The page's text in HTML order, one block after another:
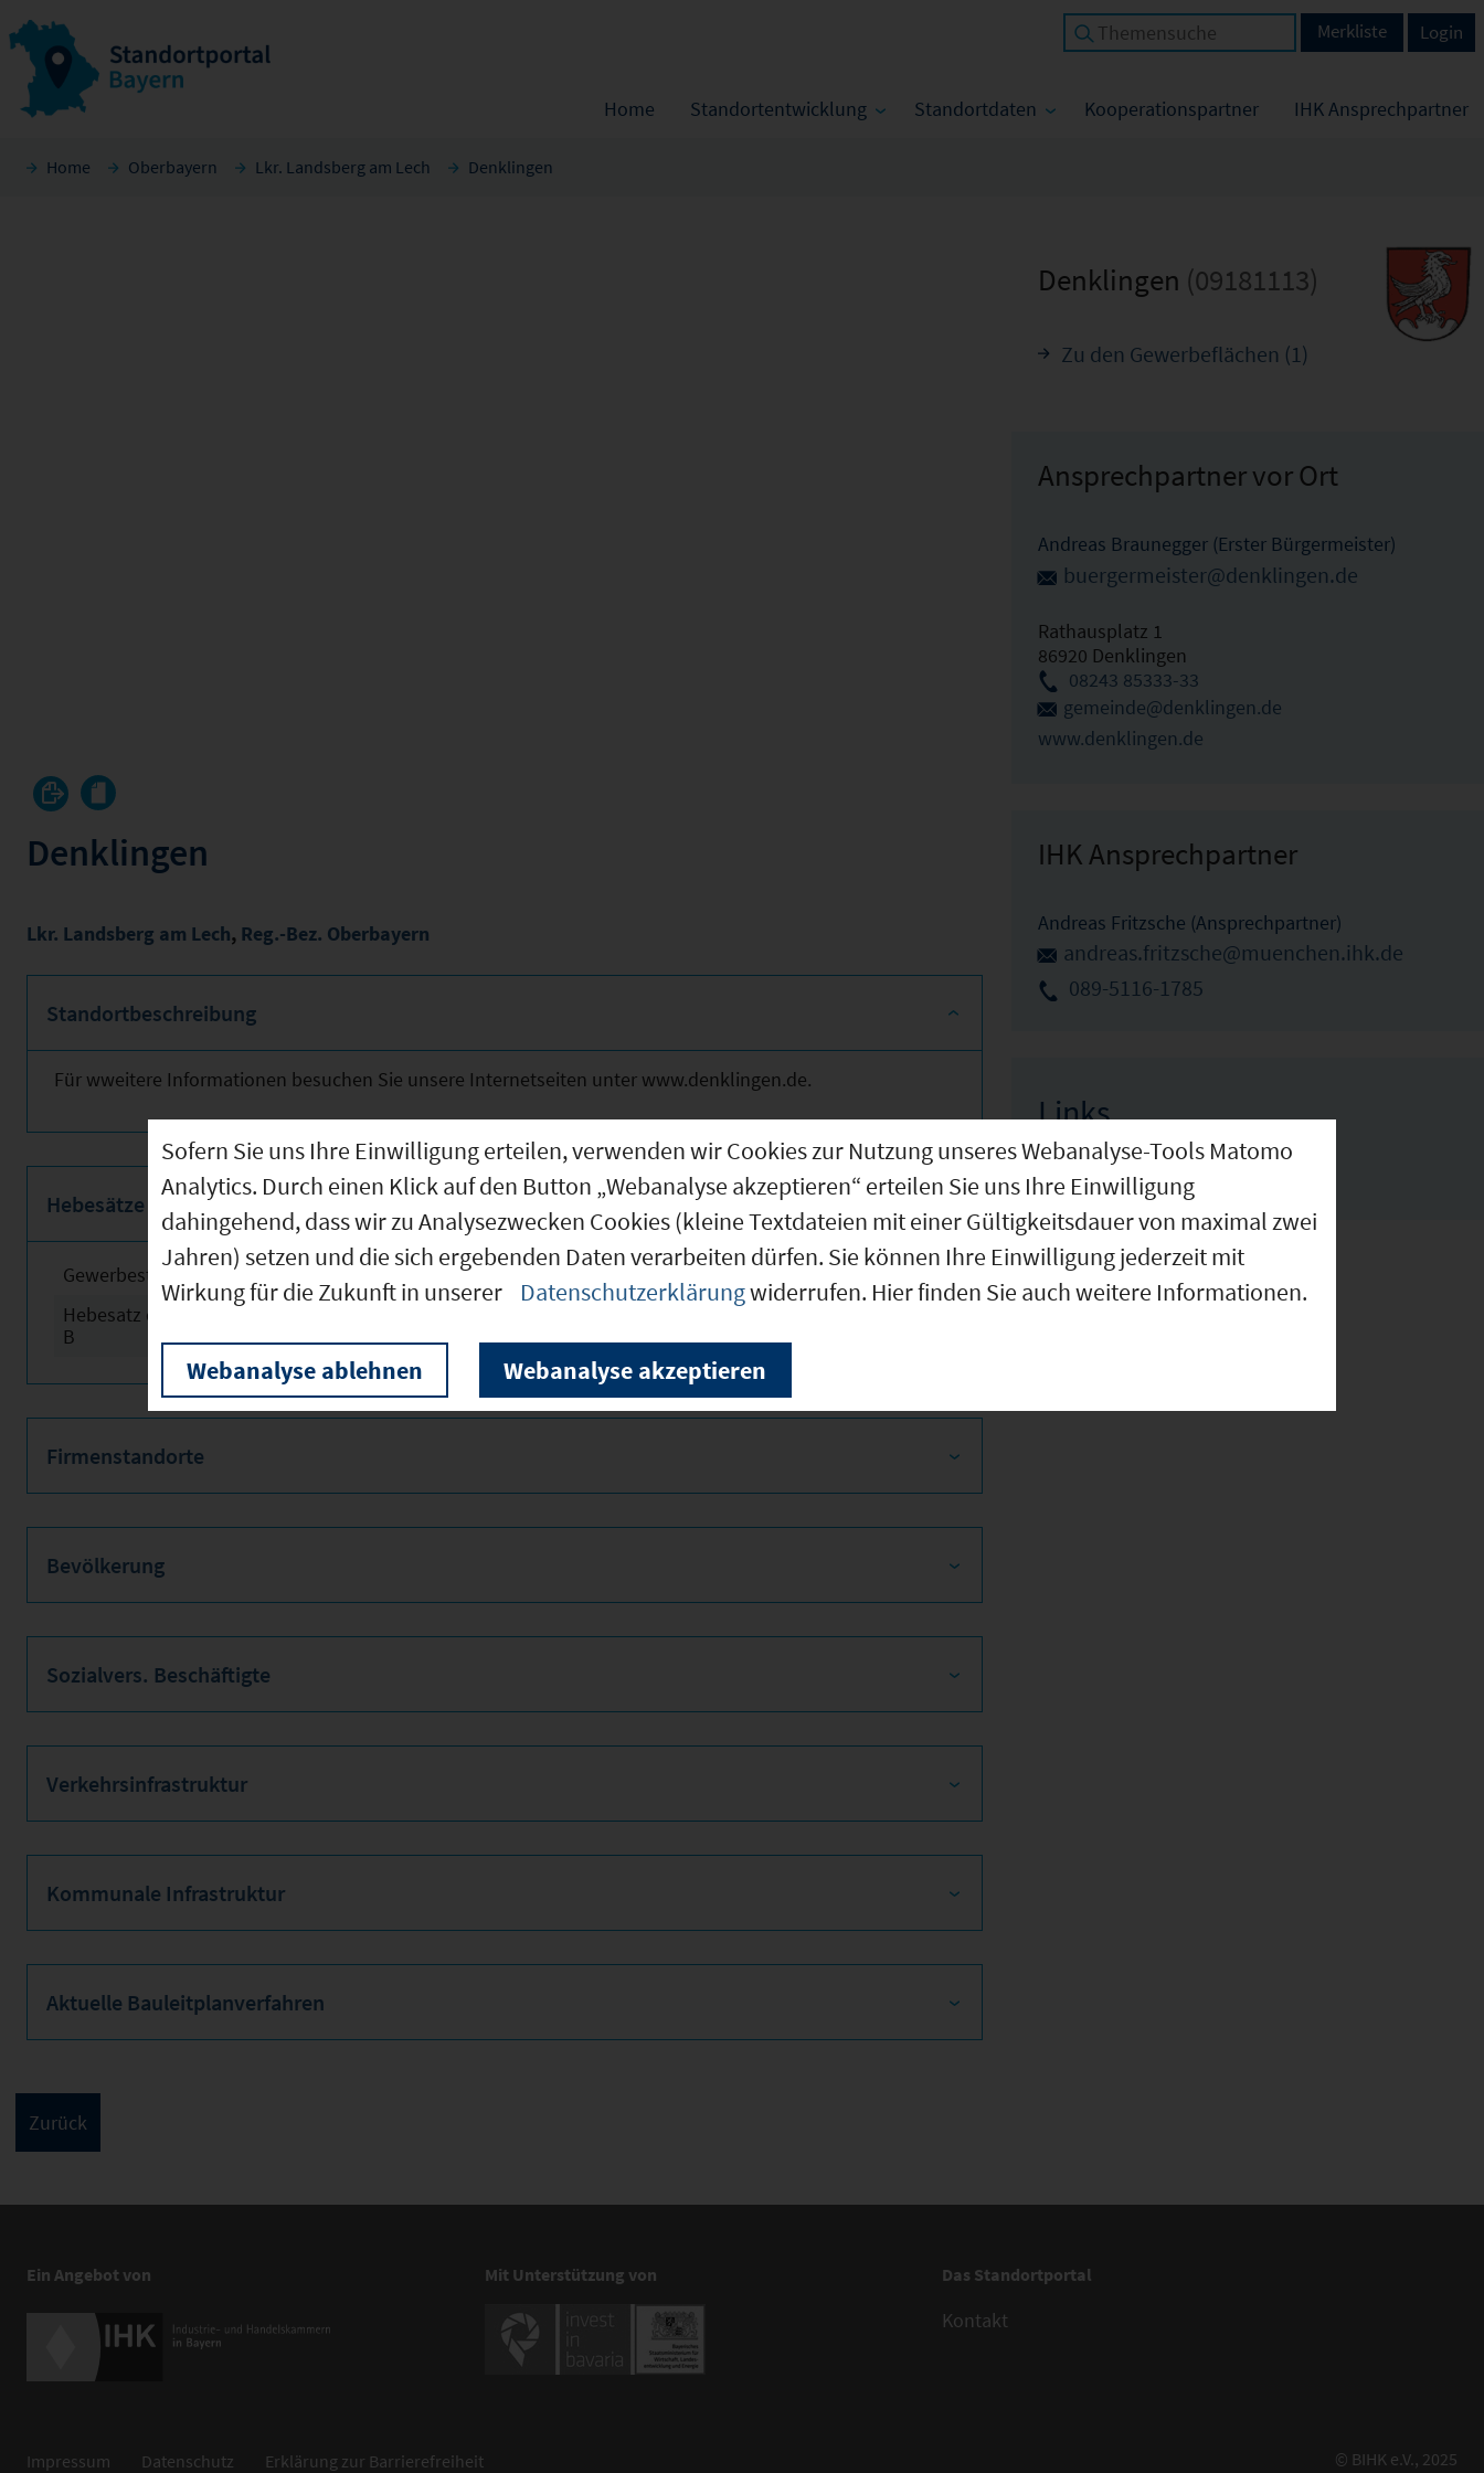
Home Standortentwicklung Standortdaten Kooperationspartner IHK Ansprechpartner
Login
Merkliste
Home Oberbayern Lkr. Landsberg am Lech Denklingen
Denklingen
Lkr. Landsberg am Lech, Reg.-Bez. Oberbayern
Standortbeschreibung
Für wweitere Informationen besuchen Sie unsere Internetseiten unter www.denklingen.de.
Hebesätze
Gewerbesteuerhebesatz
Hebesatz der Grundsteuer
B
Firmenstandorte
Bevölkerung
Sozialvers. Beschäftigte
Verkehrsinfrastruktur
Kommunale Infrastruktur
Aktuelle Bauleitplanverfahren
Denklingen (09181113)
Zu den Gewerbeflächen (1)
Ansprechpartner vor Ort
Andreas Braunegger (Erster Bürgermeister)
buergermeister@denklingen.de
Rathausplatz 1
86920 Denklingen
08243 85333-33
gemeinde@denklingen.de
www.denklingen.de
IHK Ansprechpartner
Andreas Fritzsche (Ansprechpartner)
andreas.fritzsche@muenchen.ihk.de
089-5116-1785
Links
www.denklingen.de
Ein Angebot von Mit Unterstützung von Das Standortportal
Kontakt
Impressum Datenschutz Erklärung zur Barrierefreiheit © BIHK e.V., 2025
Sofern Sie uns Ihre Einwilligung erteilen, verwenden wir Cookies zur Nutzung unseres Webanalyse-Tools Matomo
Analytics. Durch einen Klick auf den Button „Webanalyse akzeptieren“ erteilen Sie uns Ihre Einwilligung
dahingehend, dass wir zu Analysezwecken Cookies (kleine Textdateien mit einer Gültigkeitsdauer von maximal zwei
Jahren) setzen und die sich ergebenden Daten verarbeiten dürfen. Sie können Ihre Einwilligung jederzeit mit
Wirkung für die Zukunft in unserer
Datenschutzerklärungwiderrufen. Hier finden Sie auch weitere Informationen.
Webanalyse ablehnen Webanalyse akzeptieren